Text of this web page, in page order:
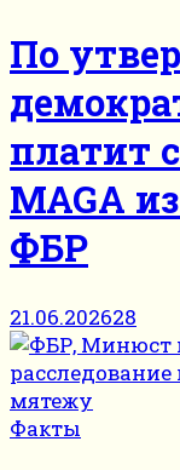
По
платит
MAGA
ФБР
21.06.202628
Факты